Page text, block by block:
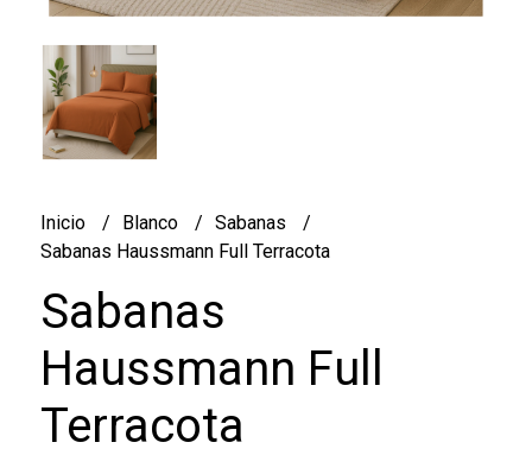
Inicio Blanco
Sabanas
Sabanas Haussmann Full Terracota
Sabanas
Haussmann Full
Terracota